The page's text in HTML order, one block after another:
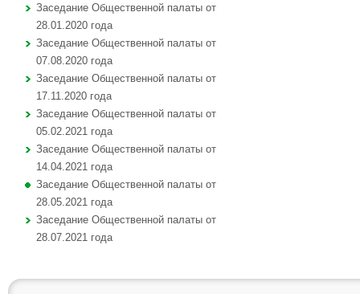
Заседание Общественной палаты от
28.01.2020 года
Заседание Общественной палаты от
07.08.2020 года
Заседание Общественной палаты от
17.11.2020 года
Заседание Общественной палаты от
05.02.2021 года
Заседание Общественной палаты от
14.04.2021 года
Заседание Общественной палаты от
28.05.2021 года
Заседание Общественной палаты от
28.07.2021 года